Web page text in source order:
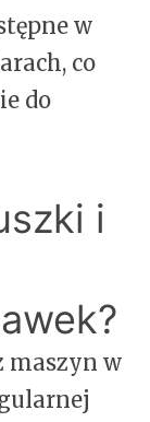
w
co
do
i
maszyn w